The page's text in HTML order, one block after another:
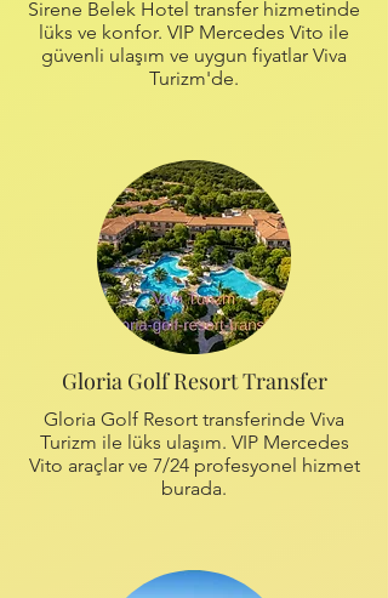
Sirene Belek Hotel transfer hizmetinde
lüks ve konfor. VIP Mercedes Vito ile
güvenli ulaşım ve uygun fiyatlar Viva
Turizm'de.
Gloria Golf Resort Transfer
Gloria Golf Resort transferinde Viva
Turizm ile lüks ulaşım. VIP Mercedes
Vito araçlar ve 7/24 profesyonel hizmet
burada.